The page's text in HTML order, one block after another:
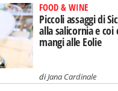
FOOD & WINE
Piccoli assaggi di
alla salicornia e coi
mangi alle Eolie
diJana Cardinale